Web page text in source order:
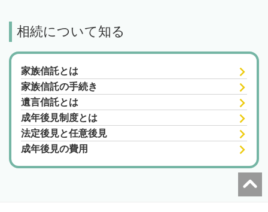
相続について知る
家族信託とは
家族信託の手続き
遺言信託とは
成年後見制度とは
法定後見と任意後見
成年後見の費用